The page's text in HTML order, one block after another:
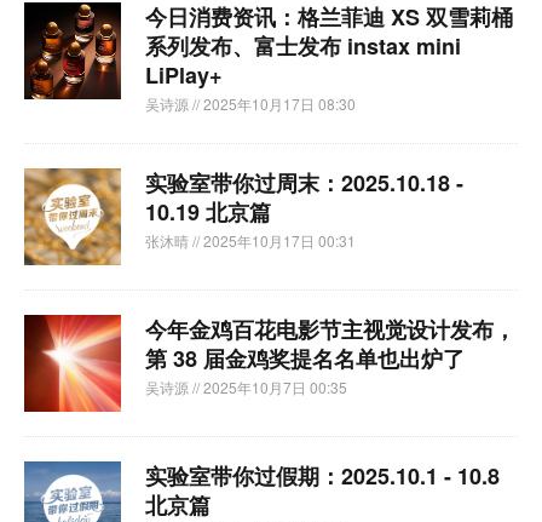
今日消费资讯：格兰菲迪 XS 双雪莉桶
系列发布、富士发布 instax mini
LiPlay+
吴诗源 // 2025年10月17日 08:30
实验室带你过周末：2025.10.18 -
10.19 北京篇
张沐晴// 2025年10月17日 00:31
今年金鸡百花电影节主视觉设计发布，
第 38 届金鸡奖提名名单也出炉了
吴诗源 // 2025年10月7日 00:35
实验室带你过假期：2025.10.1 - 10.8
北京篇